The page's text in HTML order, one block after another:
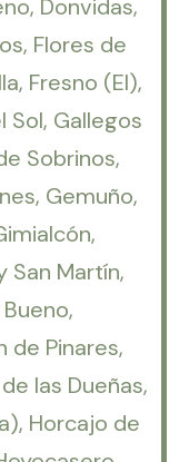
Donvidas,
Flores de
Fresno (El),
Sol, Gallegos
Sobrinos,
Gemuño,
San Martín,
de Pinares,
las Dueñas,
Horcajo de